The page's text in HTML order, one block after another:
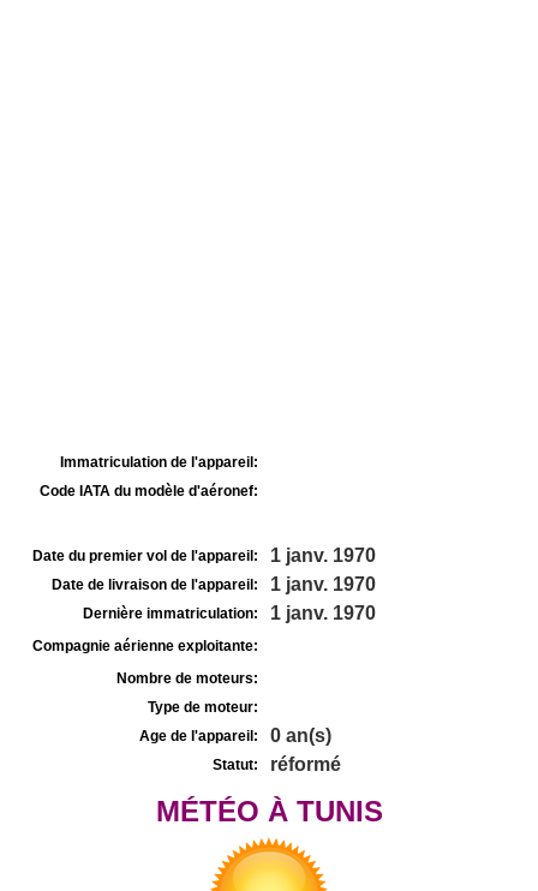
Immatriculation de l'appareil:
Code IATA du modèle d'aéronef:
Date du premier vol de l'appareil: 1 janv. 1970
Date de livraison de l'appareil: 1 janv. 1970
Dernière immatriculation: 1 janv. 1970
Compagnie aérienne exploitante:
Nombre de moteurs:
Type de moteur:
Age de l'appareil:
0 an(s)
Statut: réformé
MÉTÉO À TUNIS